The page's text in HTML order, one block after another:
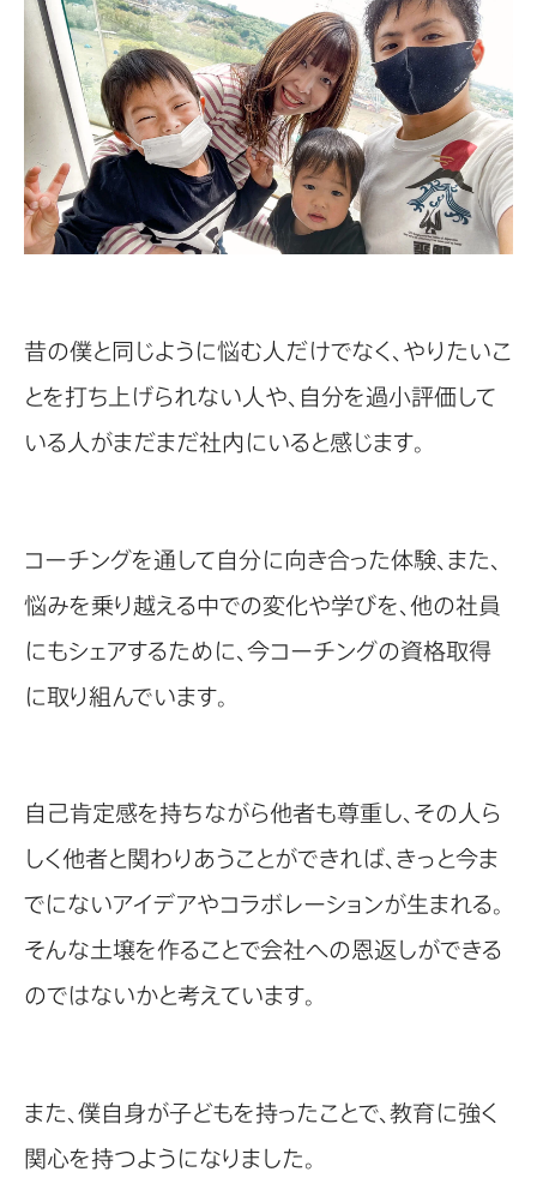
昔の僕と同じように悩む人だけでなく、やりたいこ
とを打ち上げられない人や、自分を過小評価して
いる人がまだまだ社内にいると感じます。
コーチングを通して自分に向き合った体験、また、
悩みを乗り越える中での変化や学びを、他の社員
にもシェアするために、今コーチングの資格取得
に取り組んでいます。
自己肯定感を持ちながら他者も尊重し、その人ら
しく他者と関わりあうことができれば、きっと今ま
でにないアイデアやコラボレーションが生まれる。
そんな土壌を作ることで会社への恩返しができる
のではないかと考えています。
また、僕自身が子どもを持ったことで、教育に強く
関心を持つようになりました。